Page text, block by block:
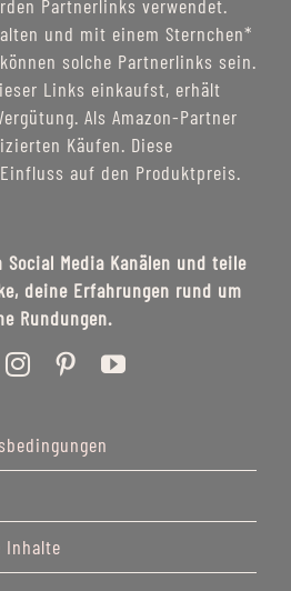
Partnerlinks verwendet.
und mit einem Sternchen*
solche Partnerlinks sein.
Links einkaufst, erhält
Als Amazon-Partner
Käufen. Diese
auf den Produktpreis.
Media Kanälen und teile
deine Erfahrungen rund um
Rundungen.